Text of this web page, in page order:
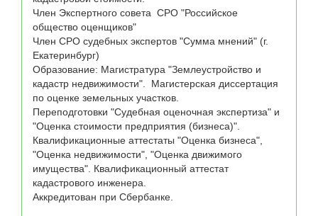
Член Экспертного совета  СРО "Российское
общество оценщиков"
Член СРО судебных экспертов "Сумма мнений" (г.
Екатеринбург)
Образование: Магистратура "Землеустройство и
кадастр недвижимости".  Магистерская диссертация
по оценке земельных участков.
Переподготовки "Судебная оценочная экспертиза" и
"Оценка стоимости предприятия (бизнеса)".
Квалификационные аттестаты "Оценка бизнеса",
"Оценка недвижимости", "Оценка движимого
имущества". Квалификационный аттестат
кадастрового инженера.
Аккредитован при Сбербанке.